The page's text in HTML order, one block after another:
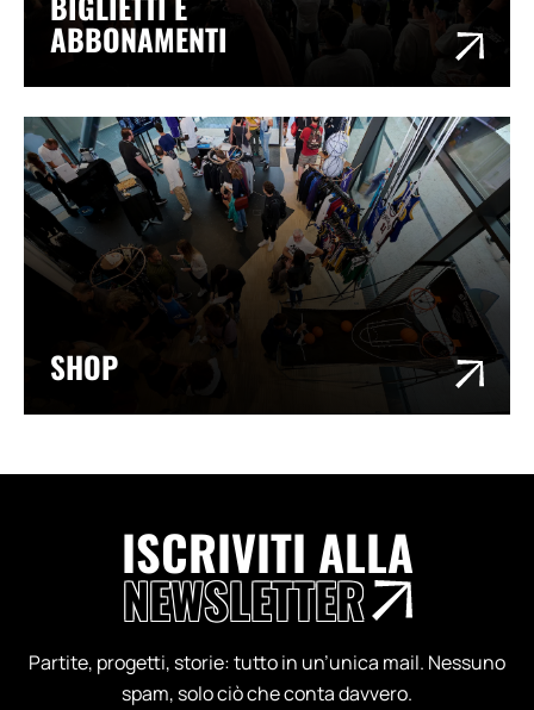
ABBONAMENTI
SHOP
ISCRIVITI ALLA
NEWSLETTER
Partite, progetti, storie: tutto in un’unica mail. Nessuno
spam, solo ciò che conta davvero.